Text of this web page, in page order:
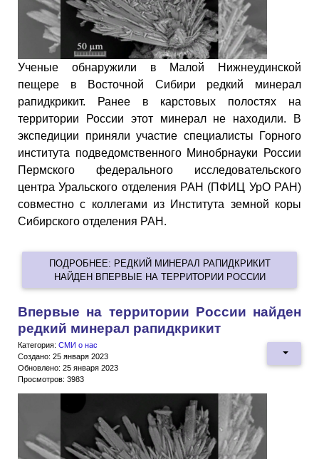
Ученые обнаружили в Малой Нижнеудинской
пещере в Восточной Сибири редкий минерал
рапидкрикит. Ранее в карстовых полостях на
территории России этот минерал не находили. В
экспедиции приняли участие специалисты Горного
института подведомственного Минобрнауки России
Пермского федерального исследовательского
центра Уральского отделения РАН (ПФИЦ УрО РАН)
совместно с коллегами из Института земной коры
Сибирского отделения РАН.
ПОДРОБНЕЕ: РЕДКИЙ МИНЕРАЛ РАПИДКРИКИТ
НАЙДЕН ВПЕРВЫЕ НА ТЕРРИТОРИИ РОССИИ
Впервые на территории России найден
редкий минерал рапидкрикит
Категория: СМИ о нас
Создано: 25 января 2023
Обновлено: 25 января 2023
Просмотров: 3983